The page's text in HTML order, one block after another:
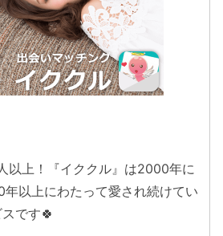
以上！『イククル』は2000年に
以上にわたって愛され続けてい
です🍀